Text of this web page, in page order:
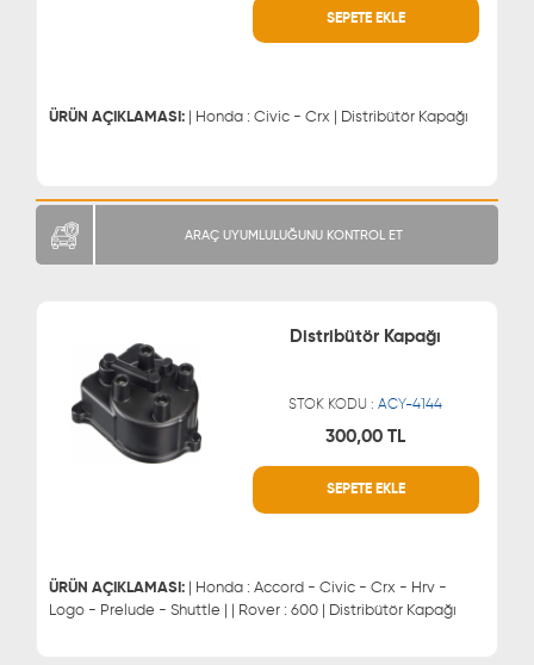
SEPETE EKLE
ÜRÜN AÇIKLAMASI: | Honda : Civic - Crx | Distribütör Kapağı
MÜŞTERİ HİZMETLERİ
ARAÇ UYUMLULUĞUNU KONTROL ET
Distribütör Kapağı
STOK KODU :ACY-4144
300,00 TL
SEPETE EKLE
ÜRÜN AÇIKLAMASI: | Honda : Accord - Civic - Crx - Hrv -
Logo - Prelude - Shuttle | | Rover : 600 | Distribütör Kapağı
MÜŞTERİ HİZMETLERİ